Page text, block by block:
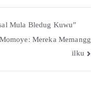
Mula Bledug Kuwu”
Mereka Memangg
ilku